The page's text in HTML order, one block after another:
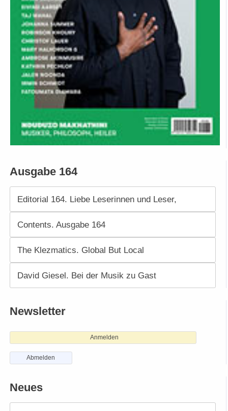
Ausgabe 164
Editorial 164. Liebe Leserinnen und Leser,
Contents. Ausgabe 164
The Klezmatics. Global But Local
David Giesel. Bei der Musik zu Gast
Newsletter
Anmelden
Abmelden
Neues